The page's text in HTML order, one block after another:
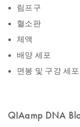
림프구
혈소판
체액
배양 세포
면봉 및 구강 세포
QIAamp DNA